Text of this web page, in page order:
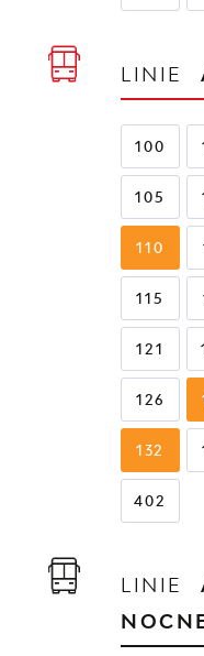
LINIE
100
105
110
115
121
126
132
402
LINIE